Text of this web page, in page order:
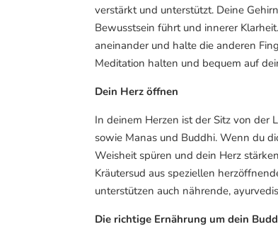
verstärkt und unterstützt. Deine
Bewusstsein führt und innerer
aneinander und halte die anderen
Meditation halten und bequem auf
Dein Herz öffnen
In deinem Herzen ist der Sitz von der
sowie Manas und Buddhi. Wenn du
Weisheit spüren und dein Herz
Kräutersud aus speziellen
unterstützen auch nährende,
Die richtige Ernährung um dein